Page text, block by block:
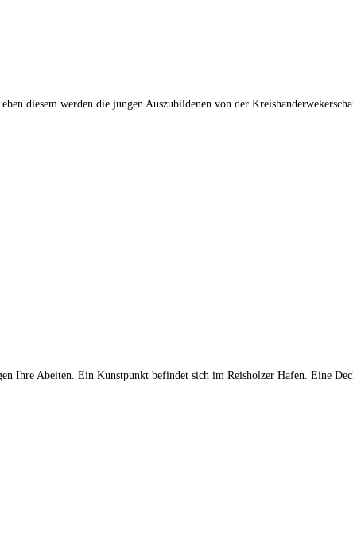
diesem werden die jungen Auszubildenen von der
Ihre Abeiten. Ein Kunstpunkt befindet sich im Reisholzer Hafen. Eine